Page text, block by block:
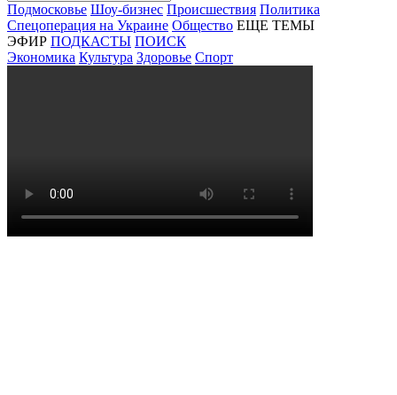
Подмосковье Шоу-бизнес Происшествия Политика
Спецоперация на Украине Общество ЕЩЕ ТЕМЫ
ЭФИР ПОДКАСТЫ ПОИСК
Экономика Культура Здоровье Спорт